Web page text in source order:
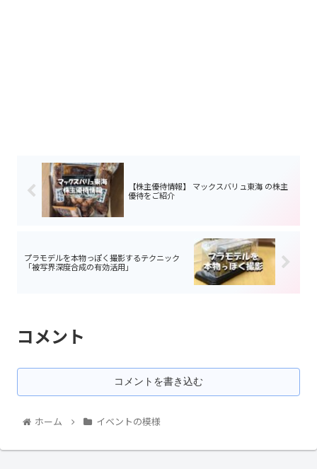
【株主優待情報】 マックスバリュ東海 の株主
優待をご紹介
プラモデルを本物っぽく撮影するテクニック
「被写界深度合成の有効活用」
コメント
コメントを書き込む
ホーム イベントの模様